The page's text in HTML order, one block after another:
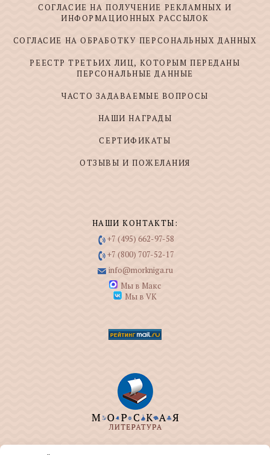
СОГЛАСИЕ НА ПОЛУЧЕНИЕ РЕКЛАМНЫХ И
ИНФОРМАЦИОННЫХ РАССЫЛОК
СОГЛАСИЕ НА ОБРАБОТКУ ПЕРСОНАЛЬНЫХ ДАННЫХ
РЕЕСТР ТРЕТЬИХ ЛИЦ, КОТОРЫМ ПЕРЕДАНЫ
ПЕРСОНАЛЬНЫЕ ДАННЫЕ
ЧАСТО ЗАДАВАЕМЫЕ ВОПРОСЫ
НАШИ НАГРАДЫ
СЕРТИФИКАТЫ
ОТЗЫВЫ И ПОЖЕЛАНИЯ
НАШИ КОНТАКТЫ:
+7 (495) 662-97-58
+7 (800) 707-52-17
info@morkniga.ru
Мы в Макс
Мы в VK